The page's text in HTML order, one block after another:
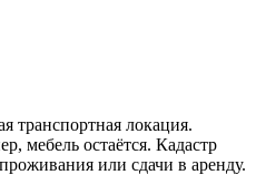
транспортная локация.
мебель остаётся. Кадастр
или сдачи в аренду.